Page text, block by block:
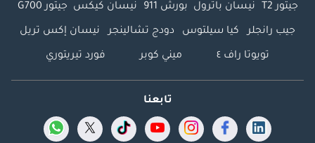
جيتور T2 نيسان باترول بورش 911 نيسان كيكس جيتور G700
جيب رانجلر كيا سيلتوس دودج تشالينجر نيسان إكس تريل
تويوتا راف ٤ ميني كوبر فورد تيريتوري
تابعنا